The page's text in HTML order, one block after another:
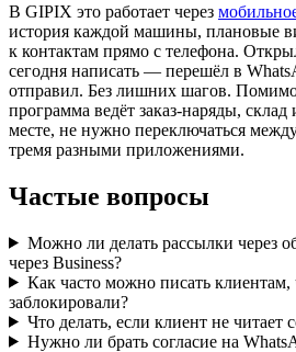
В GIPIX это работает через
история каждой машины, плановые
к контактам прямо с телефона.
сегодня написать — перешёл в
отправил. Без лишних шагов.
программа ведёт заказ-наряды,
месте, не нужно переключаться
тремя разными приложениями.
Частые вопросы
Можно ли делать рассылки через
через Business?
Как часто можно писать клиентам,
заблокировали?
Что делать, если клиент не читает
Нужно ли брать согласие на